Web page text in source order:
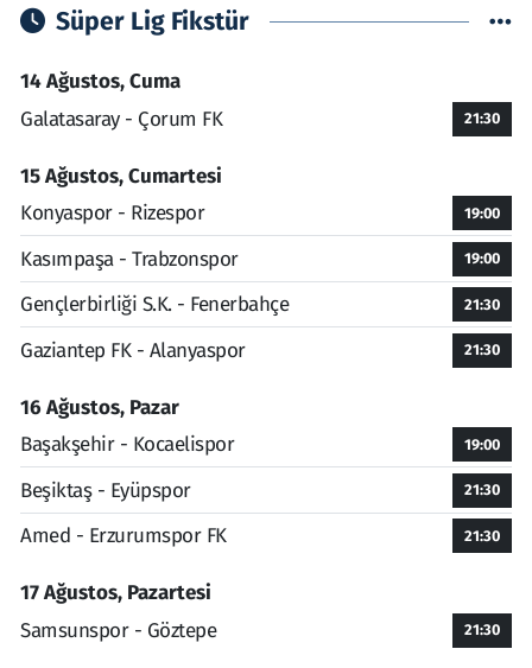
Süper Lig Fikstür
14 Ağustos, Cuma
Galatasaray - Çorum FK
21:30
15 Ağustos, Cumartesi
Konyaspor - Rizespor
19:00
Kasımpaşa - Trabzonspor 19:00
Gençlerbirliği S.K. - Fenerbahçe 21:30
Gaziantep FK - Alanyaspor 21:30
16 Ağustos, Pazar
Başakşehir - Kocaelispor
19:00
Beşiktaş - Eyüpspor 21:30
Amed - Erzurumspor FK 21:30
17 Ağustos, Pazartesi
Samsunspor - Göztepe
21:30